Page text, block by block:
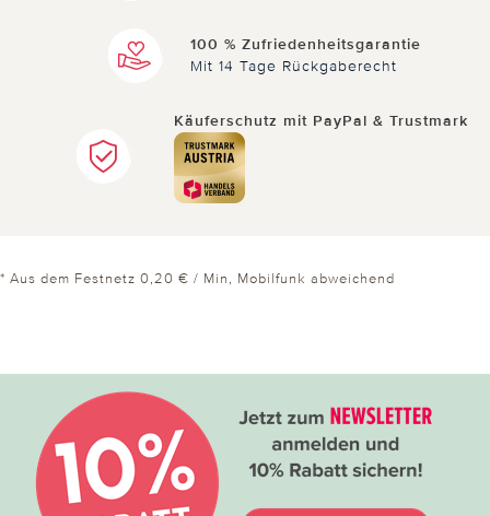
100 % Zufriedenheitsgarantie
Mit 14 Tage Rückgaberecht
Käuferschutz mit PayPal & Trustmark
* Aus dem Festnetz 0,20 € / Min, Mobilfunk abweichend